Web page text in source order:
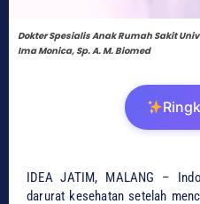
Dokter Spesialis Anak Rumah Sakit
Ima Monica, Sp. A. M. Biomed
​IDEA JATIM, MALANG –
darurat kesehatan setelah